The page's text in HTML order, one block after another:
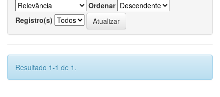
Ordenar
Registro(s)
Resultado 1-1 de 1.